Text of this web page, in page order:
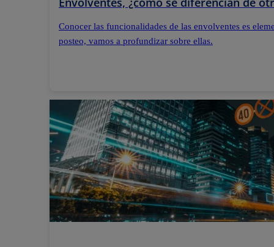
Conocer las funcionalidades de las envolventes es
posteo, vamos a profundizar sobre ellas.